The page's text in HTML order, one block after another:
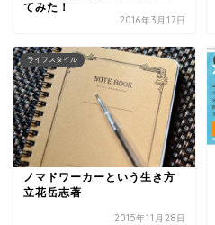
てみた！
2016年3月17日
ライフスタイル
ノマドワーカーという生き方
立花岳志著
2015年11月28日